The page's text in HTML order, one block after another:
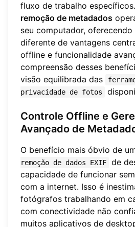
fluxo de trabalho
remoção de metadados
seu computador,
diferente de vantagens
offline e funcionalidade
compreensão desses
visão equilibrada das
privacidade de fotos
Controle Offline e
Avançado de
O benefício mais óbvio de
remoção de dados EXIF
de
capacidade de funcionar
com a internet. Isso é
fotógrafos trabalhando em
com conectividade não
muitos aplicativos de